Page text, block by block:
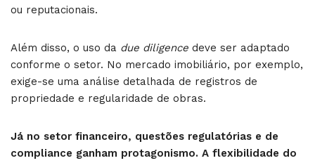
ou reputacionais.
Além disso, o uso da due diligence deve ser adaptado
conforme o setor. No mercado imobiliário, por exemplo,
exige-se uma análise detalhada de registros de
propriedade e regularidade de obras.
Já no setor financeiro, questões regulatórias e de
compliance ganham protagonismo. A flexibilidade do